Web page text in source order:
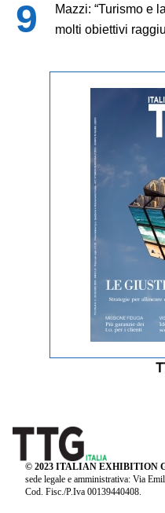
Mazzi: “Turismo e
molti obiettivi
© 2023 ITALIAN EXHIBITION
sede legale e amministrativa: Via
Cod. Fisc./P.Iva 00139440408.